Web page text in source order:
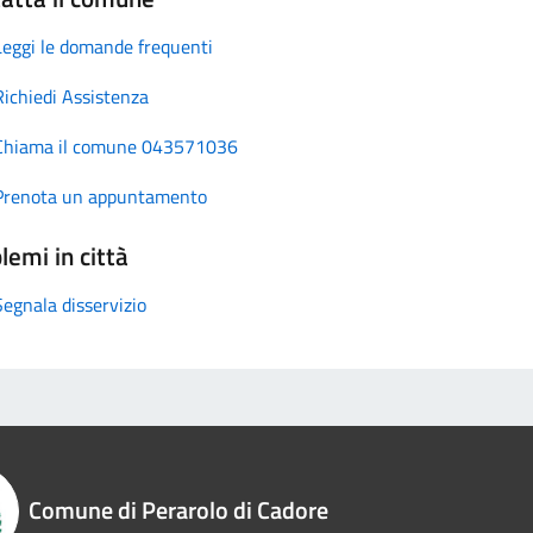
le domande frequenti
Assistenza
il comune 043571036
un appuntamento
in città
disservizio
Comune di Perarolo di Cadore